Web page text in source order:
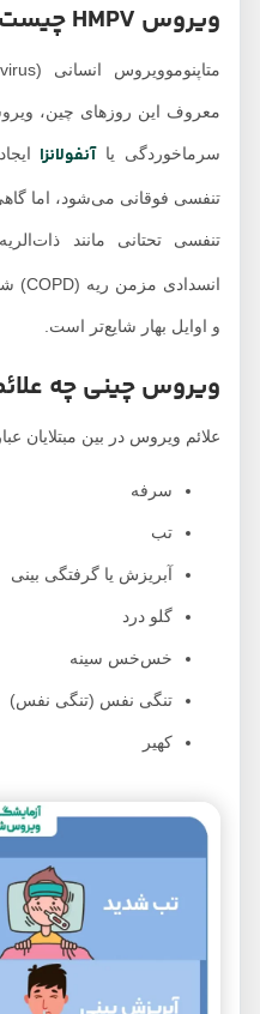
ویروس HMPV چیست؟
معروف این روزهای چین، ویروسی
سرماخوردگی یاآنفولانزاایجاد
تنفسی فوقانی می‌شود، اما گاهی
تنفسی تحتانی مانند ذات‌الریه،
و اوایل بهار شایع‌تر است.
ویروس چینی چه علائمی
علائم ویروس در بین مبتلایان عبارتند
سرفه
تب
آبریزش یا گرفتگی بینی
گلو درد
خس‌خس سینه
تنگی نفس (تنگی نفس)
کهیر